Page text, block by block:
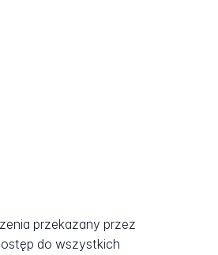
przekazany przez
do wszystkich